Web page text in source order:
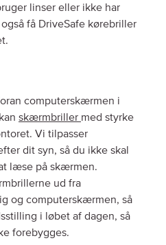
linser eller ikke har
få DriveSafe kørebriller
computerskærmen i
skærmbriller med styrke
Vi tilpasser
dit syn, så du ikke skal
læse på skærmen.
ud fra
og computerskærmen, så
i løbet af dagen, så
forebygges.